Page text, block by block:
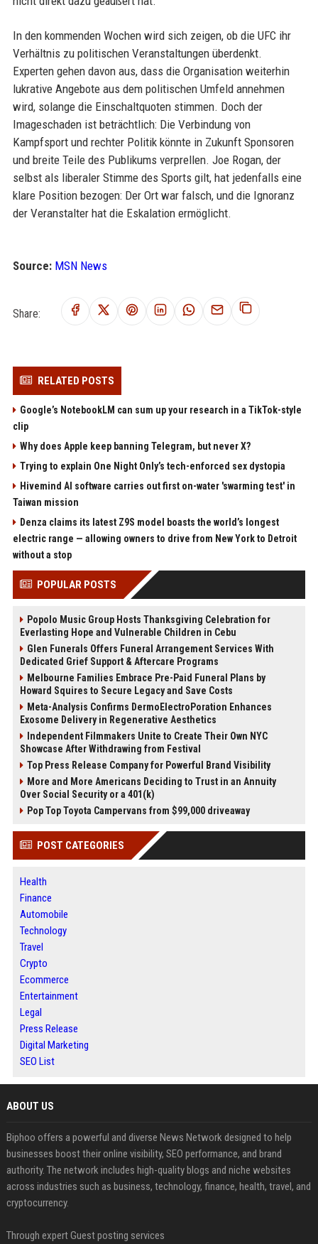
In den kommenden Wochen wird sich zeigen, ob die UFC ihr
Verhältnis zu politischen Veranstaltungen überdenkt.
Experten gehen davon aus, dass die Organisation weiterhin
lukrative Angebote aus dem politischen Umfeld annehmen
wird, solange die Einschaltquoten stimmen. Doch der
Imageschaden ist beträchtlich: Die Verbindung von
Kampfsport und rechter Politik könnte in Zukunft Sponsoren
und breite Teile des Publikums verprellen. Joe Rogan, der
selbst als liberaler Stimme des Sports gilt, hat jedenfalls eine
klare Position bezogen: Der Ort war falsch, und die Ignoranz
der Veranstalter hat die Eskalation ermöglicht.
Source: MSN News
Share:
RELATED POSTS
Google’s NotebookLM can sum up your research in a TikTok-style
clip
Why does Apple keep banning Telegram, but never X?
Trying to explain One Night Only’s tech-enforced sex dystopia
Hivemind AI software carries out first on-water 'swarming test' in
Taiwan mission
Denza claims its latest Z9S model boasts the world’s longest
electric range — allowing owners to drive from New York to Detroit
without a stop
POPULAR POSTS
Popolo Music Group Hosts Thanksgiving Celebration for
Everlasting Hope and Vulnerable Children in Cebu
Glen Funerals Offers Funeral Arrangement Services With
Dedicated Grief Support & Aftercare Programs
Melbourne Families Embrace Pre-Paid Funeral Plans by
Howard Squires to Secure Legacy and Save Costs
Meta-Analysis Confirms DermoElectroPoration Enhances
Exosome Delivery in Regenerative Aesthetics
Independent Filmmakers Unite to Create Their Own NYC
Showcase After Withdrawing from Festival
Top Press Release Company for Powerful Brand Visibility
More and More Americans Deciding to Trust in an Annuity
Over Social Security or a 401(k)
Pop Top Toyota Campervans from $99,000 driveaway
POST CATEGORIES
Health
Finance
Automobile
Technology
Travel
Crypto
Ecommerce
Entertainment
Legal
Press Release
Digital Marketing
SEO List
ABOUT US
Biphoo offers a powerful and diverse News Network designed to help
businesses boost their online visibility, SEO performance, and brand
authority. The network includes high-quality blogs and niche websites
across industries such as business, technology, finance, health, travel, and
cryptocurrency.
Through expert Guest posting services